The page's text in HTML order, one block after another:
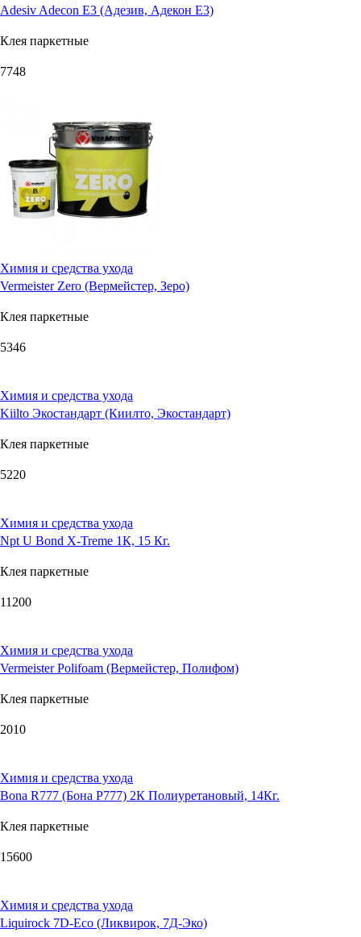
Adesiv Adecon E3 (Адезив, Адекон Е3)
Клея паркетные
7748
Химия и средства ухода
Vermeister Zero (Вермейстер, Зеро)
Клея паркетные
5346
Химия и средства ухода
Kiilto Экостандарт (Киилто, Экостандарт)
Клея паркетные
5220
Химия и средства ухода
Npt U Bond X-Treme 1К, 15 Кг.
Клея паркетные
11200
Химия и средства ухода
Vermeister Polifoam (Вермейстер, Полифом)
Клея паркетные
2010
Химия и средства ухода
Bona R777 (Бона P777) 2К Полиуретановый, 14Кг.
Клея паркетные
15600
Химия и средства ухода
Liquirock 7D-Eco (Ликвирок, 7Д-Эко)